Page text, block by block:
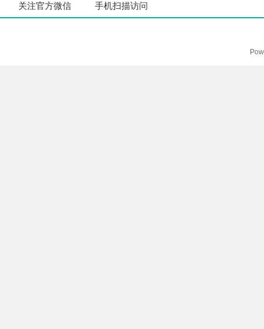
关注官方微信 手机扫描访问